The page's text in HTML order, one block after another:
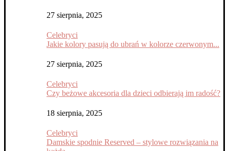
27 sierpnia, 2025
Celebryci
Jakie kolory pasują do ubrań w kolorze czerwonym...
27 sierpnia, 2025
Celebryci
Czy beżowe akcesoria dla dzieci odbierają im radość?
18 sierpnia, 2025
Celebryci
Damskie spodnie Reserved – stylowe rozwiązania na